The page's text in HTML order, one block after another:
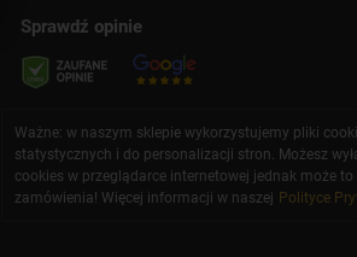
Sprawdź opinie
Ważne: w naszym sklepie wykorzystujemy pliki
statystycznych i do personalizacji stron. Możesz
cookies w przeglądarce internetowej jednak może
zamówienia! Więcej informacji w naszej Polityce